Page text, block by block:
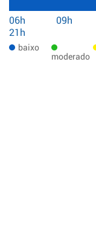
06h 09h
21h
baixo
moderado